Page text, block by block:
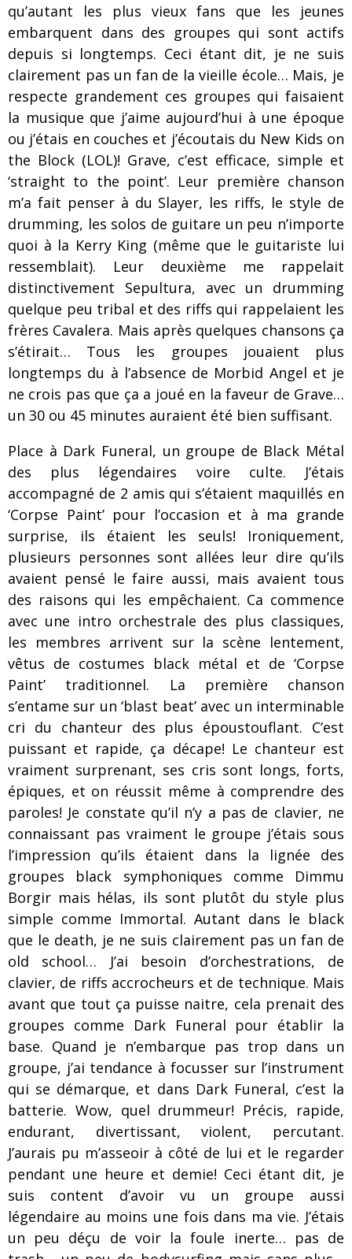
qu’autant les plus vieux fans que les jeunes
embarquent dans des groupes qui sont actifs
depuis si longtemps. Ceci étant dit, je ne suis
clairement pas un fan de la vieille école… Mais, je
respecte grandement ces groupes qui faisaient
la musique que j’aime aujourd’hui à une époque
ou j’étais en couches et j’écoutais du New Kids on
the Block (LOL)! Grave, c’est efficace, simple et
‘straight to the point’. Leur première chanson
m’a fait penser à du Slayer, les riffs, le style de
drumming, les solos de guitare un peu n’importe
quoi à la Kerry King (même que le guitariste lui
ressemblait). Leur deuxième me rappelait
distinctivement Sepultura, avec un drumming
quelque peu tribal et des riffs qui rappelaient les
frères Cavalera. Mais après quelques chansons ça
s’étirait… Tous les groupes jouaient plus
longtemps du à l’absence de Morbid Angel et je
ne crois pas que ça a joué en la faveur de Grave…
un 30 ou 45 minutes auraient été bien suffisant.
Place à Dark Funeral, un groupe de Black Métal
des plus légendaires voire culte. J’étais
accompagné de 2 amis qui s’étaient maquillés en
‘Corpse Paint’ pour l’occasion et à ma grande
surprise, ils étaient les seuls! Ironiquement,
plusieurs personnes sont allées leur dire qu’ils
avaient pensé le faire aussi, mais avaient tous
des raisons qui les empêchaient. Ca commence
avec une intro orchestrale des plus classiques,
les membres arrivent sur la scène lentement,
vêtus de costumes black métal et de ‘Corpse
Paint’ traditionnel. La première chanson
s’entame sur un ‘blast beat’ avec un interminable
cri du chanteur des plus époustouflant. C’est
puissant et rapide, ça décape! Le chanteur est
vraiment surprenant, ses cris sont longs, forts,
épiques, et on réussit même à comprendre des
paroles! Je constate qu’il n’y a pas de clavier, ne
connaissant pas vraiment le groupe j’étais sous
l’impression qu’ils étaient dans la lignée des
groupes black symphoniques comme Dimmu
Borgir mais hélas, ils sont plutôt du style plus
simple comme Immortal. Autant dans le black
que le death, je ne suis clairement pas un fan de
old school… J’ai besoin d’orchestrations, de
clavier, de riffs accrocheurs et de technique. Mais
avant que tout ça puisse naitre, cela prenait des
groupes comme Dark Funeral pour établir la
base. Quand je n’embarque pas trop dans un
groupe, j’ai tendance à focusser sur l’instrument
qui se démarque, et dans Dark Funeral, c’est la
batterie. Wow, quel drummeur! Précis, rapide,
endurant, divertissant, violent, percutant.
J’aurais pu m’asseoir à côté de lui et le regarder
pendant une heure et demie! Ceci étant dit, je
suis content d’avoir vu un groupe aussi
légendaire au moins une fois dans ma vie. J’étais
un peu déçu de voir la foule inerte… pas de